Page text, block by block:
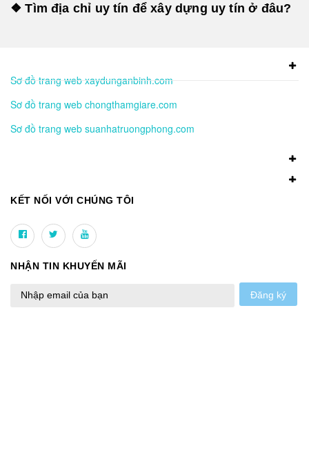
❖ Tìm địa chỉ uy tín để xây dựng uy tín ở đâu?
Sơ đồ trang web xaydunganbinh.com
Sơ đồ trang web chongthamgiare.com
Sơ đồ trang web suanhatruongphong.com
KẾT NỐI VỚI CHÚNG TÔI
NHẬN TIN KHUYẾN MÃI
Đăng ký